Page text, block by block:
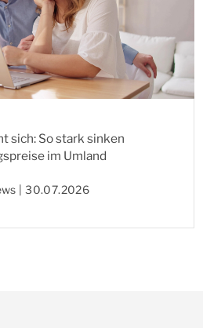
sich: So stark sinken
im Umland
| 30.07.2026